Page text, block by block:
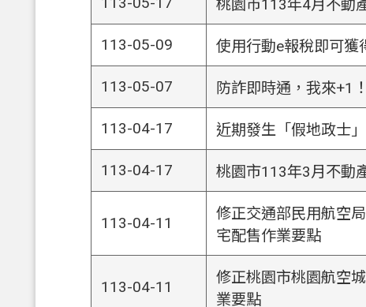
桃園市113年4月不動
113-05-09 使用行動e報稅即可獲
113-05-07 防詐即時通，我來+1！
113-04-17 近期發生「假地政士
113-04-17 桃園市113年3月不動
113-04-11
修正交通部民用航空
宅配售作業要點
113-04-11
修正桃園市桃園航空
業要點